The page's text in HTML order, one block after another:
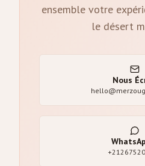
ensemble votre
le désert
Nous